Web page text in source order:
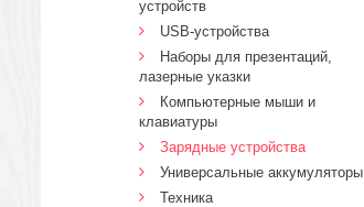
устройств
USB-устройства
Наборы для презентаций,
лазерные указки
Компьютерные мыши и
клавиатуры
Зарядные устройства
Универсальные аккумуляторы
Техника